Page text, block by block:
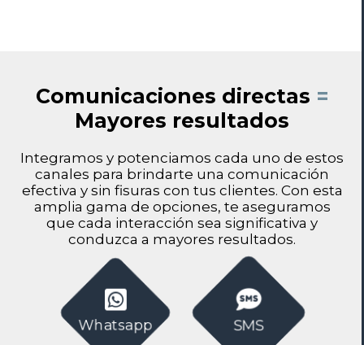
Comunicaciones directas =
Mayores resultados
Integramos y potenciamos cada uno de estos
canales para brindarte una comunicación
efectiva y sin fisuras con tus clientes. Con esta
amplia gama de opciones, te aseguramos
que cada interacción sea significativa y
conduzca a mayores resultados.
Whatsapp SMS